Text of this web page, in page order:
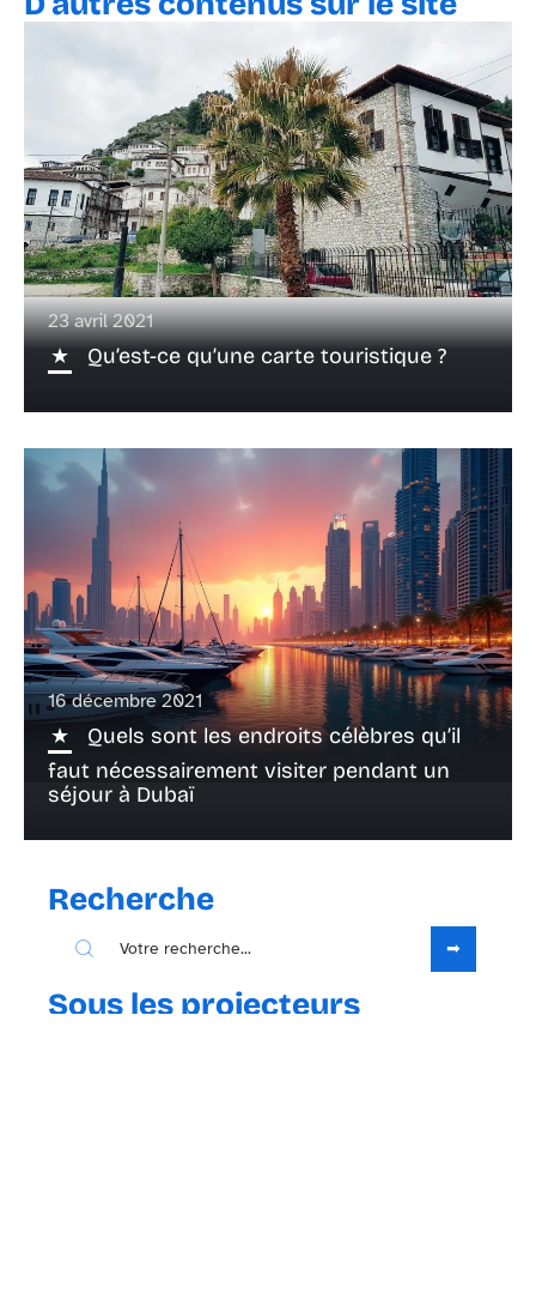
23 avril 2021
Qu’est-ce qu’une carte touristique ?
16 décembre 2021
Quels sont les endroits célèbres qu’il
faut nécessairement visiter pendant un
séjour à Dubaï
Recherche
Sous les projecteurs